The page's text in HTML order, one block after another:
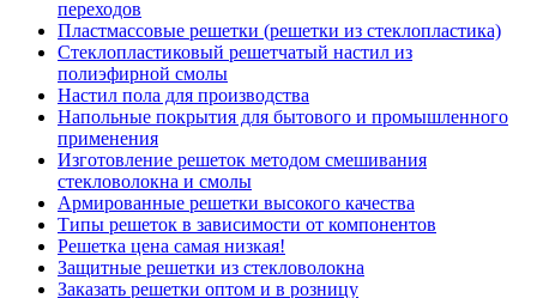
переходов
Пластмассовые решетки (решетки из стеклопластика)
Стеклопластиковый решетчатый настил из
полиэфирной смолы
Настил пола для производства
Напольные покрытия для бытового и промышленного
применения
Изготовление решеток методом смешивания
стекловолокна и смолы
Армированные решетки высокого качества
Типы решеток в зависимости от компонентов
Решетка цена самая низкая!
Защитные решетки из стекловолокна
Заказать решетки оптом и в розницу